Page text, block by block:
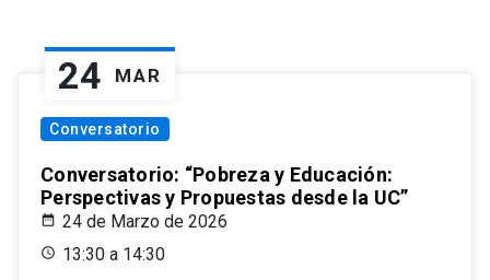
24 MAR
Conversatorio
Conversatorio: “Pobreza y Educación:
Perspectivas y Propuestas desde la UC”
24 de Marzo de 2026
13:30 a 14:30